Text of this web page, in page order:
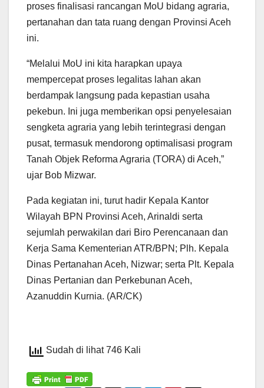
proses finalisasi rancangan MoU bidang agraria,
pertanahan dan tata ruang dengan Provinsi Aceh
ini.
“Melalui MoU ini kita harapkan upaya
mempercepat proses legalitas lahan akan
berdampak langsung pada kepastian usaha
pekebun. Ini juga memberikan opsi penyelesaian
sengketa agraria yang lebih terintegrasi dengan
pusat, termasuk mendorong optimalisasi program
Tanah Objek Reforma Agraria (TORA) di Aceh,”
ujar Bob Mizwar.
Pada kegiatan ini, turut hadir Kepala Kantor
Wilayah BPN Provinsi Aceh, Arinaldi serta
sejumlah perwakilan dari Biro Perencanaan dan
Kerja Sama Kementerian ATR/BPN; Plh. Kepala
Dinas Pertanahan Aceh, Nizwar; serta Plt. Kepala
Dinas Pertanian dan Perkebunan Aceh,
Azanuddin Kurnia. (AR/CK)
Sudah di lihat 746 Kali